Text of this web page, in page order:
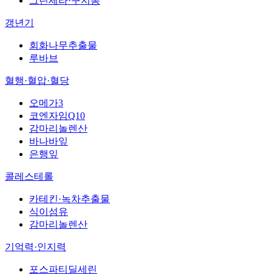
갱년기
회화나무추출물
루바브
혈행·혈압·혈당
오메가3
코엔자임Q10
감마리놀렌산
바나바잎
은행잎
콜레스테롤
카테킨·녹차추출물
식이섬유
감마리놀렌산
기억력·인지력
포스파티딜세린